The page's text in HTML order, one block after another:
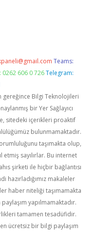
Teams:
606 0 726 Telegram:
gereğince Bilgi Teknolojileri
bir Yer Sağlayıcı
sitedeki içerikleri proaktif
bulunmamaktadır.
taşımakta olup,
sayılırlar. Bu internet
şirketi ile hiçbir bağlantısı
hazırladığımız makaleler
haber niteliği taşımamakta
yapılmamaktadır.
tamamen tesadüfidir.
ücretsiz bir bilgi paylaşım